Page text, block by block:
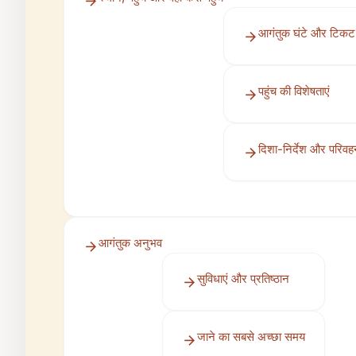
आगंतुक घंटे और टिकट
पहुंच की विशेषताएं
दिशा-निर्देश और
आगंतुक अनुभव
सुविधाएं और प्रतिष्ठान
जाने का सबसे अच्छा समय